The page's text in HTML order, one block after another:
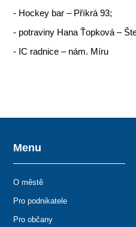
- Hockey bar – Příkrá 93;
- potraviny Hana Ťopková –
- IC radnice – nám. Míru
Menu
O městě
Pro podnikatele
Pro občany